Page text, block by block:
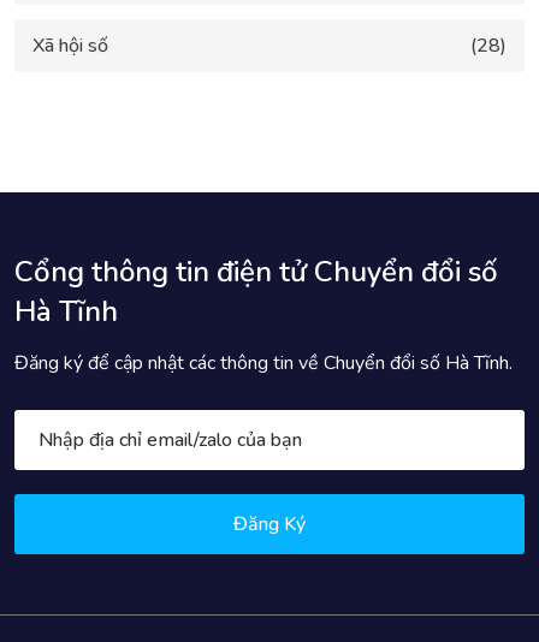
Xã hội số (28)
Cổng thông tin điện tử Chuyển đổi số
Hà Tĩnh
Đăng ký để cập nhật các thông tin về Chuyển đổi số Hà Tĩnh.
Đăng Ký